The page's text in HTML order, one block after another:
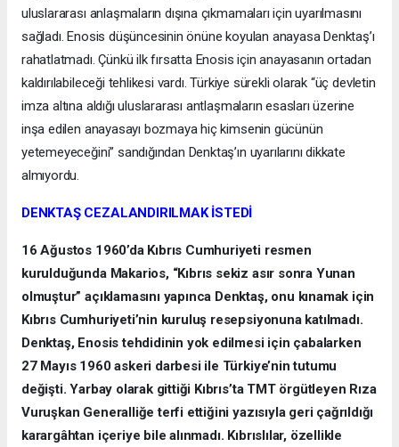
uluslararası anlaşmaların dışına çıkmamaları için uyarılmasını
sağladı. Enosis düşüncesinin önüne koyulan anayasa Denktaş’ı
rahatlatmadı. Çünkü ilk fırsatta Enosis için anayasanın ortadan
kaldırılabileceği tehlikesi vardı. Türkiye sürekli olarak “üç devletin
imza altına aldığı uluslararası antlaşmaların esasları üzerine
inşa edilen anayasayı bozmaya hiç kimsenin gücünün
yetemeyeceğini” sandığından Denktaş’ın uyarılarını dikkate
almıyordu.
DENKTAŞ CEZALANDIRILMAK İSTEDİ
16 Ağustos 1960’da Kıbrıs Cumhuriyeti resmen
kurulduğunda Makarios, “Kıbrıs sekiz asır sonra Yunan
olmuştur” açıklamasını yapınca Denktaş, onu kınamak için
Kıbrıs Cumhuriyeti’nin kuruluş resepsiyonuna katılmadı.
Denktaş, Enosis tehdidinin yok edilmesi için çabalarken
27 Mayıs 1960 askeri darbesi ile Türkiye’nin tutumu
değişti. Yarbay olarak gittiği Kıbrıs’ta TMT örgütleyen Rıza
Vuruşkan Generalliğe terfi ettiğini yazısıyla geri çağrıldığı
karargâhtan içeriye bile alınmadı. Kıbrıslılar, özellikle